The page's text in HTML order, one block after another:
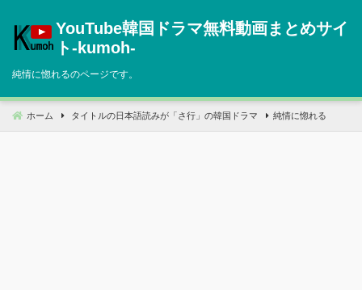
へ
動
YouTube韓国ドラマ無料動画まとめサイ
ト‐kumoh‐
純情に惚れるのページです。
ホーム タイトルの日本語読みが「さ行」の韓国ドラマ 純情に惚れる